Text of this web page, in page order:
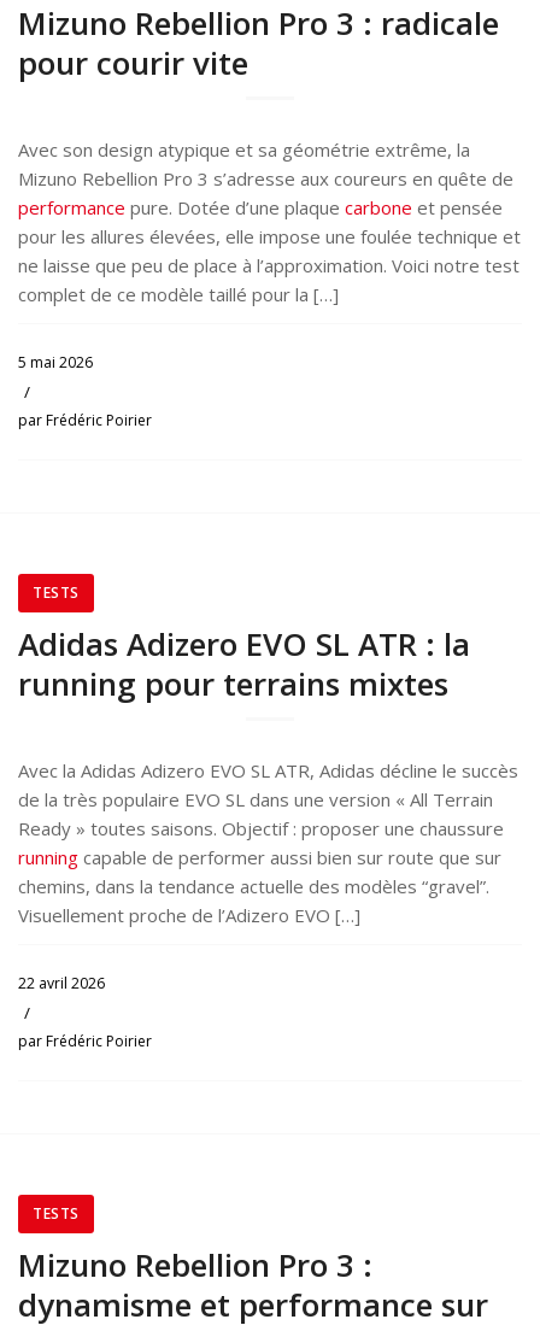
Mizuno Rebellion Pro 3 : radicale
pour courir vite
Avec son design atypique et sa géométrie extrême, la
Mizuno Rebellion Pro 3 s’adresse aux coureurs en quête de
performance pure. Dotée d’une plaque carbone et pensée
pour les allures élevées, elle impose une foulée technique et
ne laisse que peu de place à l’approximation. Voici notre test
complet de ce modèle taillé pour la […]
5 mai 2026
/
parFrédéric Poirier
TESTS
Adidas Adizero EVO SL ATR : la
running pour terrains mixtes
Avec la Adidas Adizero EVO SL ATR, Adidas décline le succès
de la très populaire EVO SL dans une version « All Terrain
Ready » toutes saisons. Objectif : proposer une chaussure
running capable de performer aussi bien sur route que sur
chemins, dans la tendance actuelle des modèles “gravel”.
Visuellement proche de l’Adizero EVO […]
22 avril 2026
/
parFrédéric Poirier
TESTS
Mizuno Rebellion Pro 3 :
dynamisme et performance sur